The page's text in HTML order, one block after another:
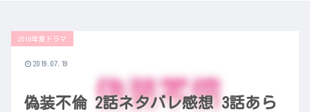
偽装不倫 2話ネタバレ感想 3話あら
2019年夏ドラマ
2019.07.19